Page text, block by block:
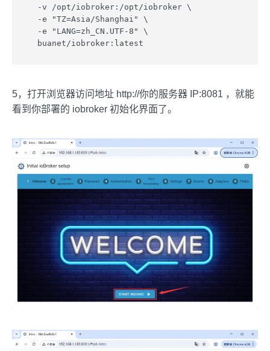
  -v /opt/iobroker:/opt/iobroker \
  -e "TZ=Asia/Shanghai" \
  -e "LANG=zh_CN.UTF-8" \
  buanet/iobroker:latest
5，打开浏览器访问地址 http://你的服务器 IP:8081 ，就能
看到你部署的 iobroker 初始化界面了。